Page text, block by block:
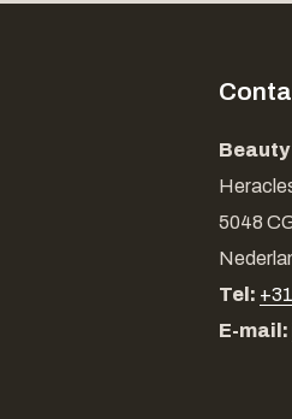
Beauty
5048
Tel:
E-mail: